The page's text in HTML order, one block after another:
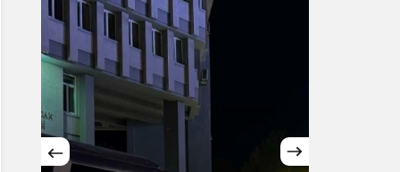
Gündüz Modu
Gündüz modunu seçin.
Gece Modu
Gece modunu seçin.